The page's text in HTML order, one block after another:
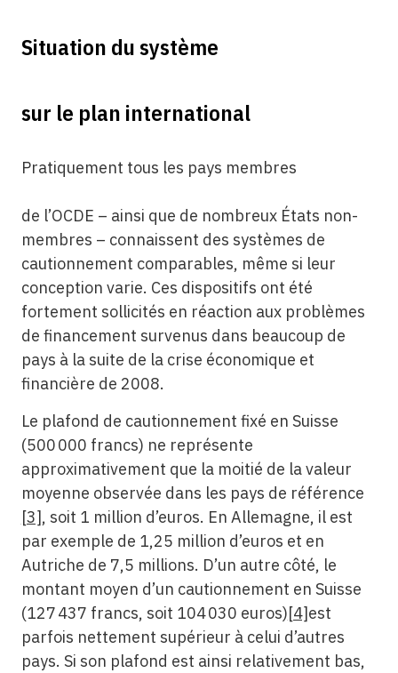
Situation du système
sur le plan ­international
Pratiquement tous les pays membres
de l’OCDE – ainsi que de nombreux États non-
membres – connaissent des systèmes de
cautionnement comparables, même si leur
conception varie. Ces dispositifs ont été
fortement sollicités en réaction aux problèmes
de financement survenus dans beaucoup de
pays à la suite de la crise économique et
financière de 2008.
Le plafond de cautionnement fixé en Suisse
(500 000 francs) ne représente
approximativement que la moitié de la valeur
moyenne observée dans les pays de référence
[3], soit 1 million d’euros. En Allemagne, il est
par exemple de 1,25 million d’euros et en
Autriche de 7,5 millions. D’un autre côté, le
montant moyen d’un cautionnement en Suisse
(127 437 francs, soit 104 030 euros)[4]est
parfois nettement supérieur à celui d’autres
pays. Si son plafond est ainsi relativement bas,